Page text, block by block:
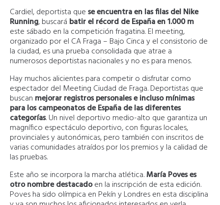
Cardiel, deportista quese encuentra en las filas del Nike
Running, buscará batir el récord de España en 1.000 m
este sábado en la competición fragatina. El meeting,
organizado por el CA Fraga – Bajo Cinca y el consistorio de
la ciudad, es una prueba consolidada que atrae a
numerosos deportistas nacionales y no es para menos.
Hay muchos alicientes para competir o disfrutar como
espectador del Meeting Ciudad de Fraga. Deportistas que
buscan mejorar registros personales e incluso mínimas
para los campeonatos de España de las diferentes
categorías. Un nivel deportivo medio-alto que garantiza un
magnífico espectáculo deportivo, con figuras locales,
provinciales y autonómicas, pero también con inscritos de
varias comunidades atraídos por los premios y la calidad de
las pruebas.
Este año se incorpora la marcha atlética.María Poves es
otro nombre destacadoen la inscripción de esta edición.
Poves ha sido olímpica en Pekín y Londres en esta disciplina